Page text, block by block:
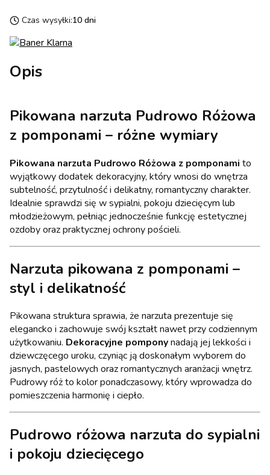
Czas wysyłki:10 dni
Opis
Pikowana narzuta Pudrowo Różowa
z pomponami – różne wymiary
Pikowana narzuta Pudrowo Różowa z pomponami to
wyjątkowy dodatek dekoracyjny, który wnosi do wnętrza
subtelność, przytulność i delikatny, romantyczny charakter.
Idealnie sprawdzi się w sypialni, pokoju dziecięcym lub
młodzieżowym, pełniąc jednocześnie funkcję estetycznej
ozdoby oraz praktycznej ochrony pościeli.
Narzuta pikowana z pomponami –
styl i delikatność
Pikowana struktura sprawia, że narzuta prezentuje się
elegancko i zachowuje swój kształt nawet przy codziennym
użytkowaniu. Dekoracyjne pomponynadają jej lekkości i
dziewczęcego uroku, czyniąc ją doskonałym wyborem do
jasnych, pastelowych oraz romantycznych aranżacji wnętrz.
Pudrowy róż to kolor ponadczasowy, który wprowadza do
pomieszczenia harmonię i ciepło.
Pudrowo różowa narzuta do sypialni
i pokoju dziecięcego